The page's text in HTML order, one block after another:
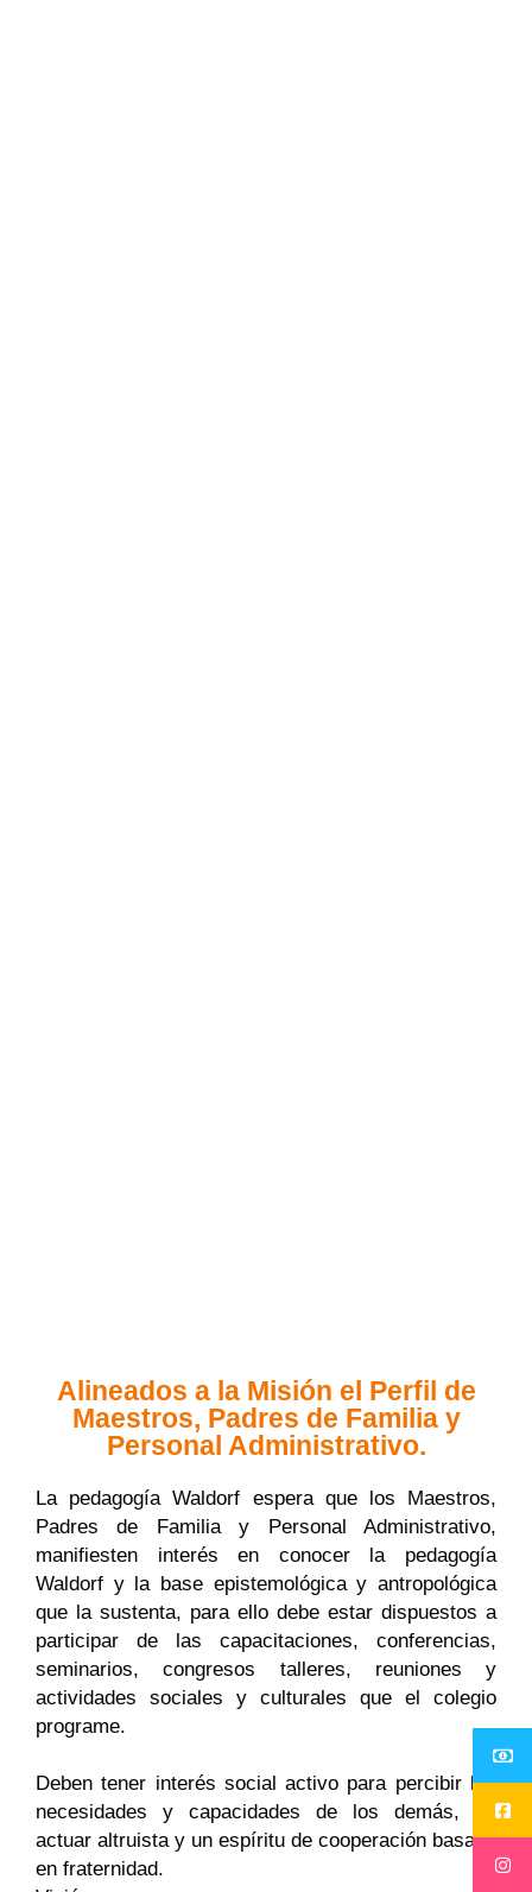
Alineados a la Misión el Perfil de
Maestros, Padres de Familia y
Personal Administrativo.
La pedagogía Waldorf espera que los Maestros,
Padres de Familia y Personal Administrativo,
manifiesten interés en conocer la pedagogía
Waldorf y la base epistemológica y antropológica
que la sustenta, para ello debe estar dispuestos a
participar de las capacitaciones, conferencias,
seminarios, congresos talleres, reuniones y
actividades sociales y culturales que el colegio
programe.
Deben tener interés social activo para percibir las
necesidades y capacidades de los demás, un
actuar altruista y un espíritu de cooperación basado
en fraternidad.